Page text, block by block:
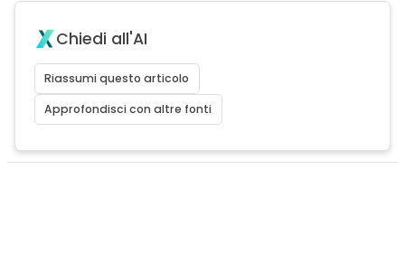
Chiedi all'AI
Riassumi questo articolo
Approfondisci con altre fonti